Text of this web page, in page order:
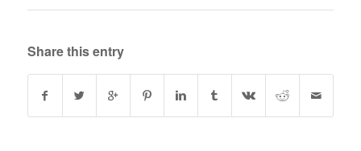
Share this entry